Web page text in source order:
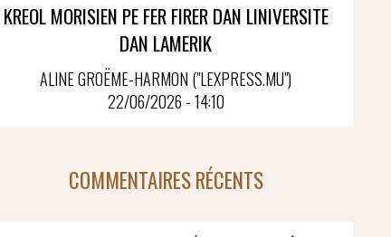
KREOL MORISIEN PE FER FIRER DAN LINIVERSITE
DAN LAMERIK
ALINE GROËME-HARMON ("LEXPRESS.MU")
22/06/2026 - 14:10
COMMENTAIRES RÉCENTS